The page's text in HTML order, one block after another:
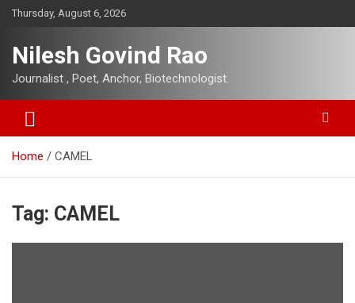
SkipThursday, August 6, 2026
Nilesh Govind Rao
Journalist , Poet, Anchor, Biotechnologist.
Home CAMEL
Tag: CAMEL